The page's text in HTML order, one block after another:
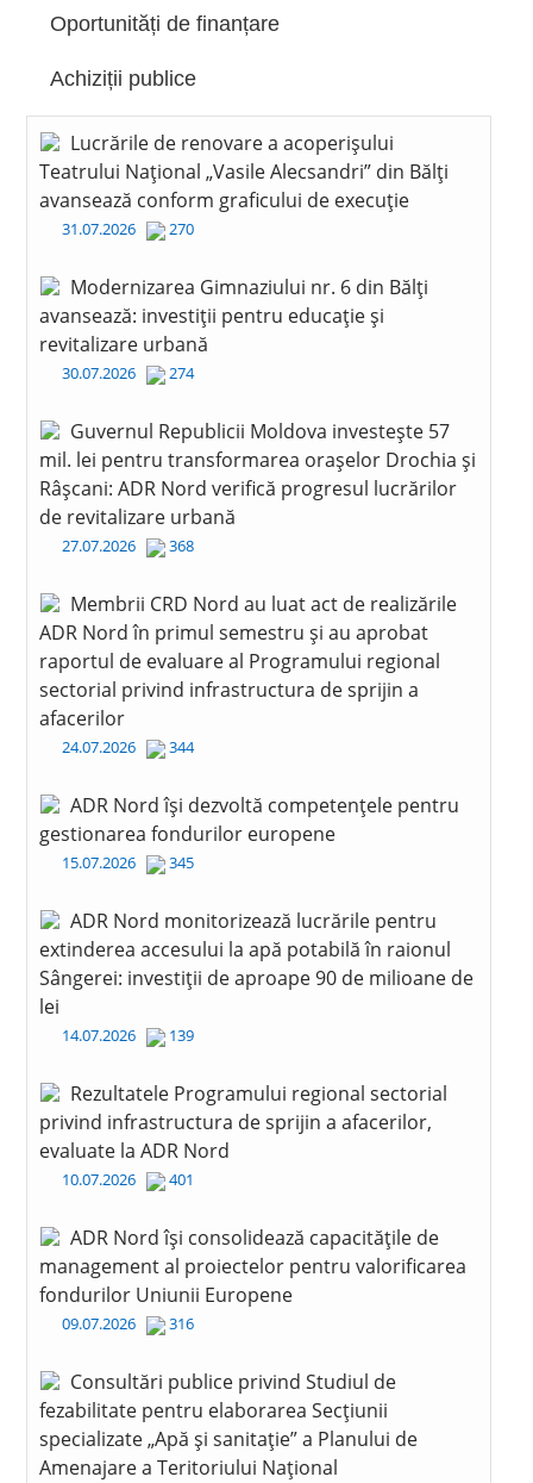
Oportunități de finanțare
Achiziții publice
Lucrările de renovare a acoperișului
Teatrului Național „Vasile Alecsandri” din Bălți
avansează conform graficului de execuție
31.07.2026 270
Modernizarea Gimnaziului nr. 6 din Bălți
avansează: investiții pentru educație și
revitalizare urbană
30.07.2026 274
Guvernul Republicii Moldova investește 57
mil. lei pentru transformarea orașelor Drochia și
Râșcani: ADR Nord verifică progresul lucrărilor
de revitalizare urbană
27.07.2026 368
Membrii CRD Nord au luat act de realizările
ADR Nord în primul semestru și au aprobat
raportul de evaluare al Programului regional
sectorial privind infrastructura de sprijin a
afacerilor
24.07.2026 344
ADR Nord își dezvoltă competențele pentru
gestionarea fondurilor europene
15.07.2026 345
ADR Nord monitorizează lucrările pentru
extinderea accesului la apă potabilă în raionul
Sângerei: investiții de aproape 90 de milioane de
lei
14.07.2026 139
Rezultatele Programului regional sectorial
privind infrastructura de sprijin a afacerilor,
evaluate la ADR Nord
10.07.2026 401
ADR Nord își consolidează capacitățile de
management al proiectelor pentru valorificarea
fondurilor Uniunii Europene
09.07.2026 316
Consultări publice privind Studiul de
fezabilitate pentru elaborarea Secțiunii
specializate „Apă și sanitație” a Planului de
Amenajare a Teritoriului Național